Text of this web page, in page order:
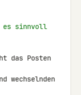
es sinnvoll
das Posten
wechselnden